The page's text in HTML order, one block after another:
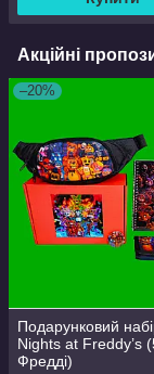
Акційні
–20%
Подарунковий
Nights at Freddy’s
Фредді)